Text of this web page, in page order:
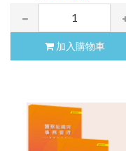
加入購物車